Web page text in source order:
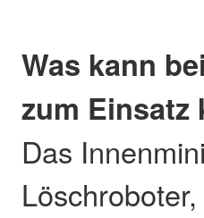
Was kann
zum Einsatz
Das